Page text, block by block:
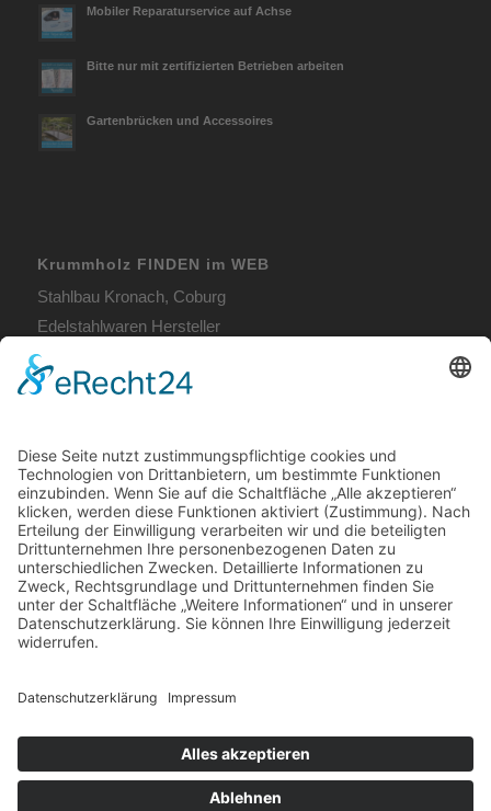
Mobiler Reparaturservice auf Achse
Bitte nur mit zertifizierten Betrieben arbeiten
Gartenbrücken und Accessoires
Krummholz FINDEN im WEB
Stahlbau Kronach, Coburg
Edelstahlwaren Hersteller
Fertige Bauelemente
Metallbau Coburg
Unsere Öffnungszeiten:
Mo. – Do. 7:00 – 12:00 Uhr
und 13:00 – 16:00 Uhr,
Fr. 7:00 – 12:00 Uhr
E-Mail:info@krummholz-coburg.de